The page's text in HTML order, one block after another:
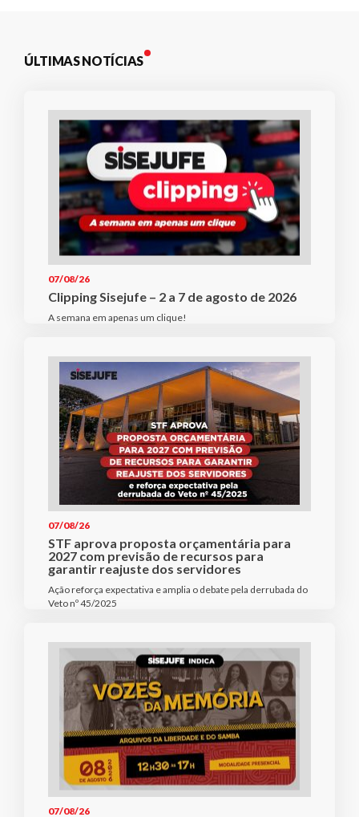
ÚLTIMAS NOTÍCIAS
07/08/26
Clipping Sisejufe – 2 a 7 de agosto de 2026
A semana em apenas um clique!
07/08/26
STF aprova proposta orçamentária para
2027 com previsão de recursos para
garantir reajuste dos servidores
Ação reforça expectativa e amplia o debate pela derrubada do
Veto nº 45/2025
07/08/26